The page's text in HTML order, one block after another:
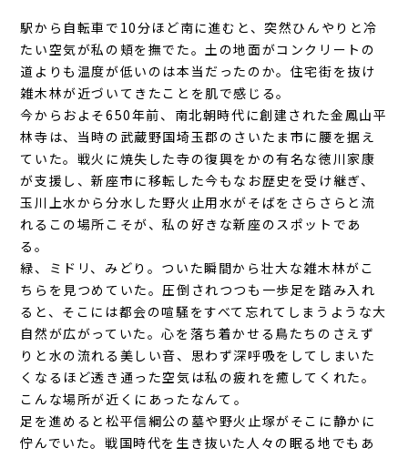
駅から自転車で10分ほど南に進むと、突然ひんやりと冷
たい空気が私の頬を撫でた。土の地面がコンクリートの
道よりも温度が低いのは本当だったのか。住宅街を抜け
雑木林が近づいてきたことを肌で感じる。
今からおよそ650年前、南北朝時代に創建された金鳳山平
林寺は、当時の武蔵野国埼玉郡のさいたま市に腰を据え
ていた。戦火に焼失した寺の復興をかの有名な徳川家康
が支援し、新座市に移転した今もなお歴史を受け継ぎ、
玉川上水から分水した野火止用水がそばをさらさらと流
れるこの場所こそが、私の好きな新座のスポットであ
る。
緑、ミドリ、みどり。ついた瞬間から壮大な雑木林がこ
ちらを見つめていた。圧倒されつつも一歩足を踏み入れ
ると、そこには都会の喧騒をすべて忘れてしまうような大
自然が広がっていた。心を落ち着かせる鳥たちのさえず
りと水の流れる美しい音、思わず深呼吸をしてしまいた
くなるほど透き通った空気は私の疲れを癒してくれた。
こんな場所が近くにあったなんて――。
足を進めると松平信綱公の墓や野火止塚がそこに静かに
佇んでいた。戦国時代を生き抜いた人々の眠る地でもあ